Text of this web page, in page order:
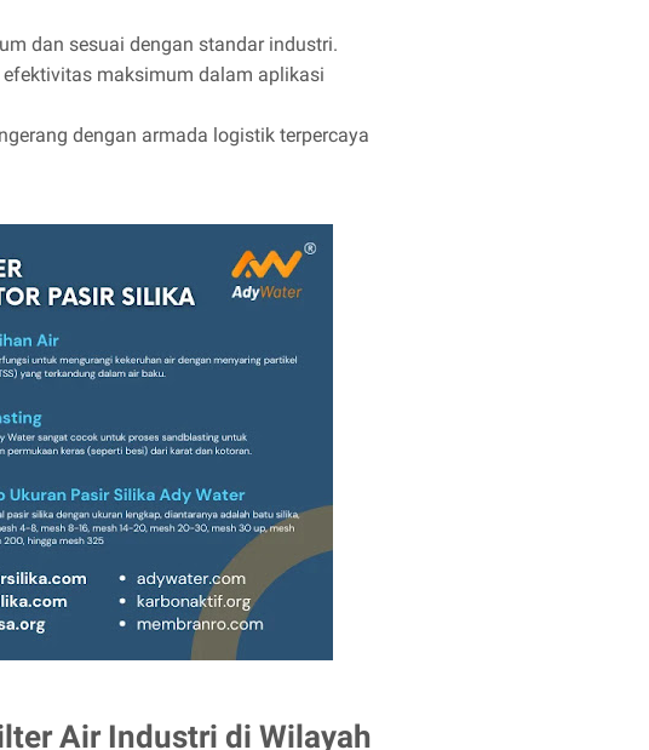
dan sesuai dengan standar industri.
maksimum dalam aplikasi
dengan armada logistik terpercaya
Air Industri di Wilayah